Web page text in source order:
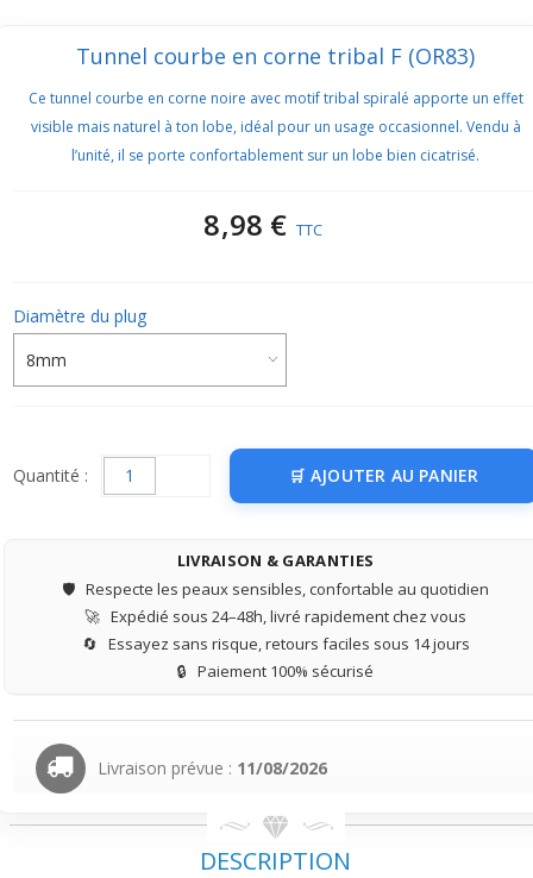
Tunnel courbe en corne tribal F (OR83)
Ce tunnel courbe en corne noire avec motif tribal spiralé apporte un effet
visible mais naturel à ton lobe, idéal pour un usage occasionnel. Vendu à
l’unité, il se porte confortablement sur un lobe bien cicatrisé.
8,98 € TTC
Diamètre du plug
Quantité : AJOUTER AU PANIER
LIVRAISON & GARANTIES
🛡️ Respecte les peaux sensibles, confortable au quotidien
🚀 Expédié sous 24–48h, livré rapidement chez vous
🔄 Essayez sans risque, retours faciles sous 14 jours
🔒 Paiement 100% sécurisé
Livraison prévue : 11/08/2026
DESCRIPTION